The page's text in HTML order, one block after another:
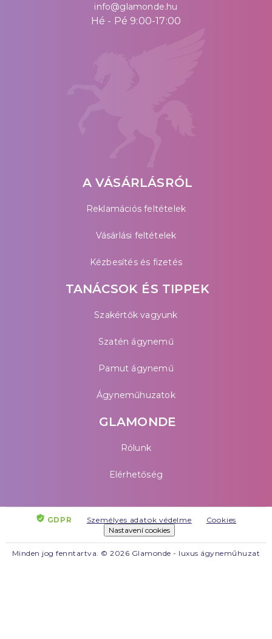
info@glamonde.hu
Hé - Pé 9:00-17:00
A VÁSÁRLÁSRÓL
Reklamációs feltételek
Vásárlási feltételek
Kézbesítés és fizetés
TANÁCSOK ÉS TIPPEK
Szakértők vagyunk
Szatén ágynemű
Pamut ágynemű
Ágyneműhuzatok
GLAMONDE
Rólunk
Elérhetőség
GDPR Személyes adatok védelme
Cookies
Nastavení cookies
Minden jog fenntartva. © 2026 Glamonde - luxus ágyneműhuzat